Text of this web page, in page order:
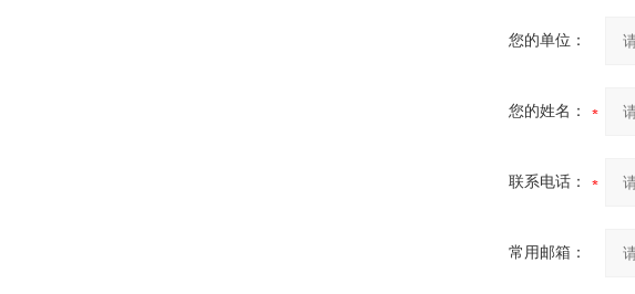
您的单位：
您的姓名：
联系电话：
常用邮箱：